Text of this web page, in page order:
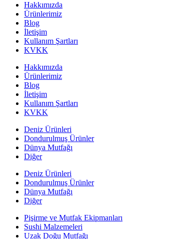
Hakkımızda
Ürünlerimiz
Blog
İletişim
Kullanım Şartları
KVKK
Hakkımızda
Ürünlerimiz
Blog
İletişim
Kullanım Şartları
KVKK
Deniz Ürünleri
Dondurulmuş Ürünler
Dünya Mutfağı
Diğer
Deniz Ürünleri
Dondurulmuş Ürünler
Dünya Mutfağı
Diğer
Pişirme ve Mutfak Ekipmanları
Sushi Malzemeleri
Uzak Doğu Mutfağı